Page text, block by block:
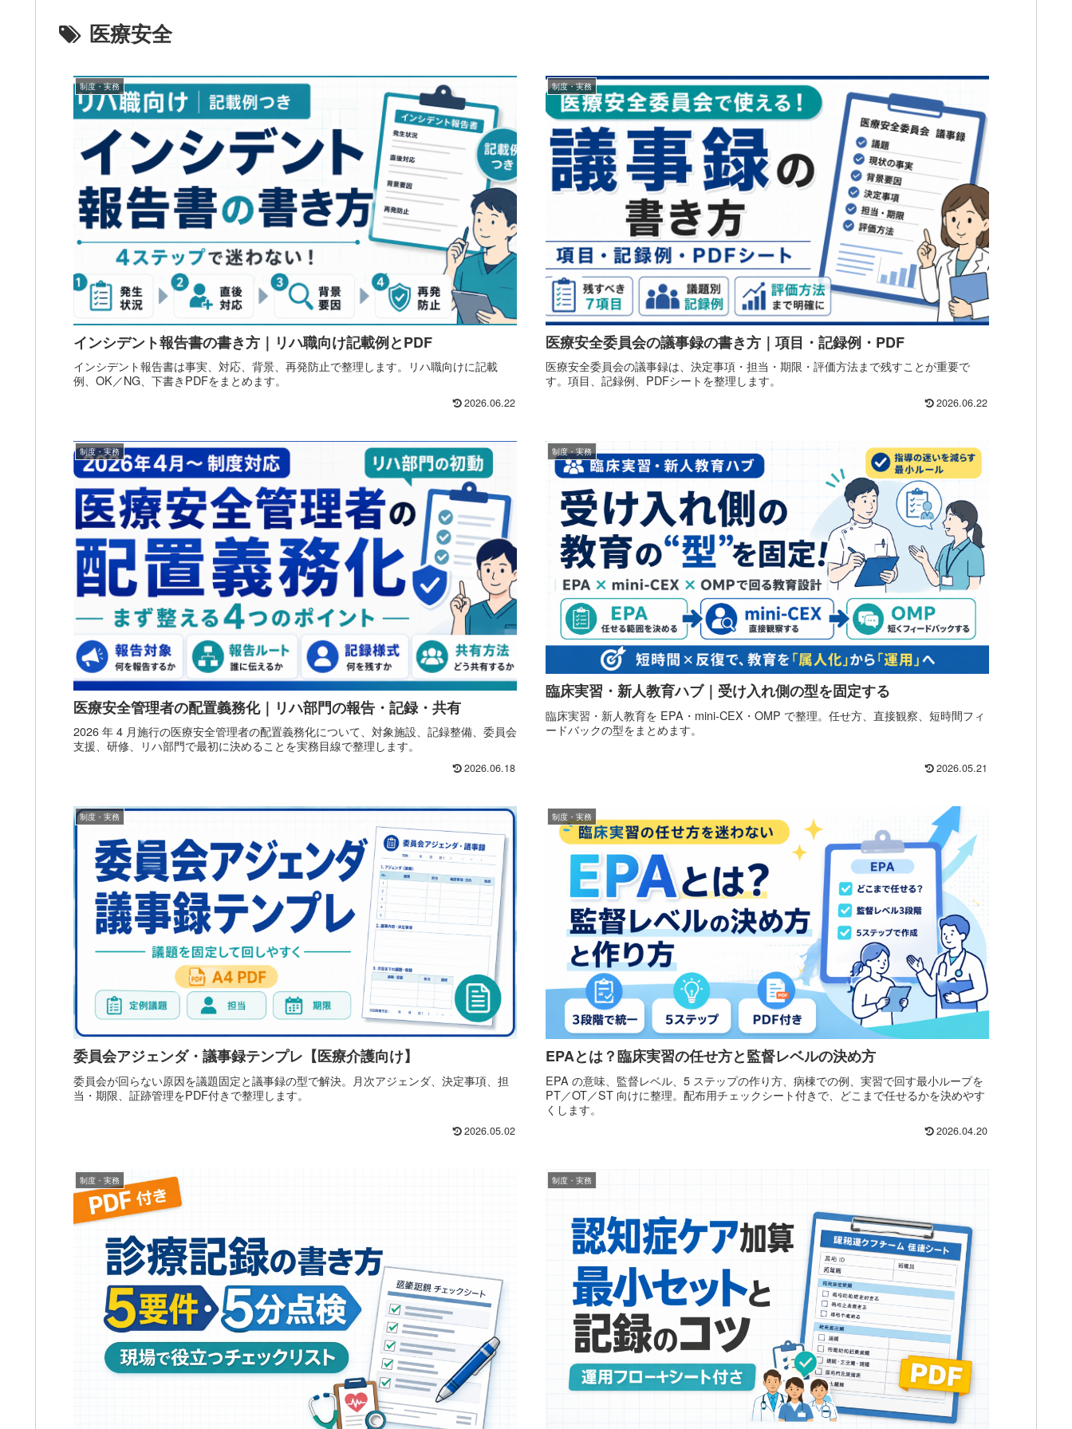
医療安全
制度・実務
インシデント報告書の書き方｜リハ職向け記載例とPDF
インシデント報告書は事実、対応、背景、再発防止で整理します。リハ職向けに記載
例、OK／NG、下書きPDFをまとめます。
2026.06.22
制度・実務
医療安全委員会の議事録の書き方｜項目・記録例・PDF
医療安全委員会の議事録は、決定事項・担当・期限・評価方法まで残すことが重要で
す。項目、記録例、PDFシートを整理します。
2026.06.22
制度・実務
医療安全管理者の配置義務化｜リハ部門の報告・記録・共有
2026 年 4 月施行の医療安全管理者の配置義務化について、対象施設、記録整備、委員会
支援、研修、リハ部門で最初に決めることを実務目線で整理します。
2026.06.18
制度・実務
臨床実習・新人教育ハブ｜受け入れ側の型を固定する
臨床実習・新人教育を EPA・mini-CEX・OMP で整理。任せ方、直接観察、短時間フィ
ードバックの型をまとめます。
2026.05.21
制度・実務
委員会アジェンダ・議事録テンプレ【医療介護向け】
委員会が回らない原因を議題固定と議事録の型で解決。月次アジェンダ、決定事項、担
当・期限、証跡管理をPDF付きで整理します。
2026.05.02
制度・実務
EPAとは？臨床実習の任せ方と監督レベルの決め方
EPA の意味、監督レベル、5 ステップの作り方、病棟での例、実習で回す最小ループを
PT／OT／ST 向けに整理。配布用チェックシート付きで、どこまで任せるかを決めやす
くします。
2026.04.20
制度・実務 制度・実務